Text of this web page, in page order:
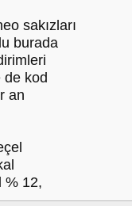
sakızları
burada
kod
an
% 12,